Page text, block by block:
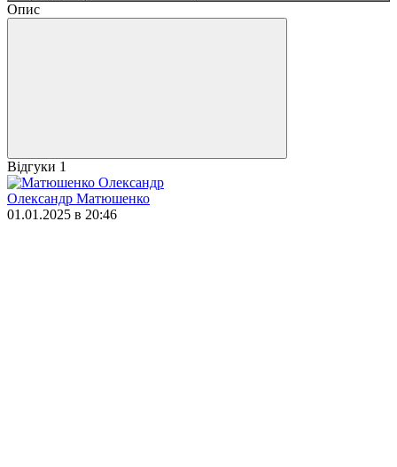
Опис
Відгуки 1
Олександр Матюшенко
01.01.2025 в 20:46